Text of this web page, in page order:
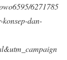
6271785
konsep-dan-